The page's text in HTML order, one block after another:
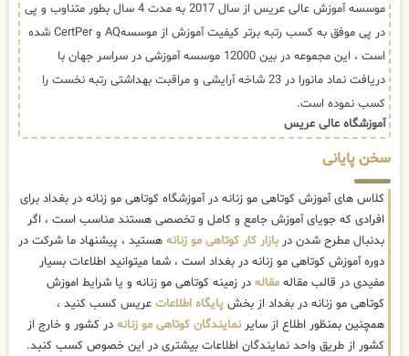
موسسه آموزش عالی عریس از سال 2017 به مدت 4 سال بطور متناوب و پی
در پی موفق به کسب رتبه برتر کیفیت آموزش از موسسهAQ و CertPer شده
است ، این مجموعه در بین 12000 موسسه آموزشی در سراسر جهان با
دریافت نماد مانورا در 23 شاخه آرایشی و مراقبت بهداشتی رتبه نخست را
کسب نموده است.
آموزشگاه عالی عریس
سخن پایانی
کلاس های آموزش کوتاهی مو زنانه در آموزشگاه کوتاهی مو زنانه در بغداد برای
افرادی که جویای آموزش جامع و کامل و تخصصی هستند مناسب است ، اگر
بدنبال مطرح شدن دربازار کار کوتاهی مو زنانه هستید ، پیشنهاد ما شرکت در
دوره آموزش کوتاهی مو زنانه در بغداد است ، شما میتوانید اطلاعات بسیار
مفیدی در قالب مقاله مقاله در زمینه کوتاهی مو زنانه و یا شرایط اموزش
کوتاهی مو زنانه در بغداد از بخش پایگاه اطلاعات عریس کسب کنید ،
همچنین بمنظور اطلاع از سایرنمایندگان کوتاهی مو زنانه در کشور و خارج از
کشور از طریق واحد نمایندگان اطلاعات بیشتری در این خصوص کسب کنبد.